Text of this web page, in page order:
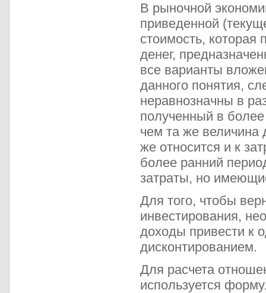
В рыночной
приведенной
стоимость, которая
денег,
все варианты
данного понятия,
неравнозначны в
полученный в
чем та же величина
же относится и к
более ранний
затраты, но
Для того, чтобы
инвестирования,
доходы привести к
дисконтированием.
Для расчета
используется